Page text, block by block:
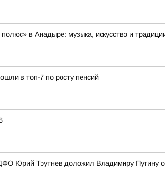
в Анадыре: музыка, искусство и
в топ-7 по росту пенсий
Юрий Трутнев доложил Владимиру Путину